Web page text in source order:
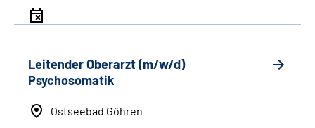
Leitender Oberarzt (m/w/d)
Psychosomatik
Ostseebad Göhren